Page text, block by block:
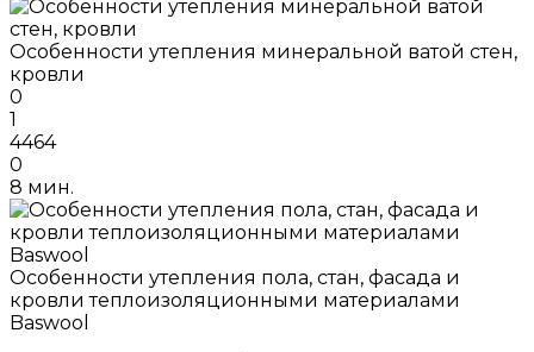
Особенности утепления минеральной ватой стен,
кровли
0
1
4464
0
8 мин.
Особенности утепления пола, стан, фасада и
кровли теплоизоляционными материалами
Baswool